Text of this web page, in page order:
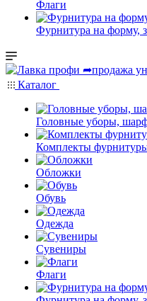
Флаги
Фурнитура на форму,
Каталог
Головные уборы,
Комплекты
Обложки
Обувь
Одежда
Сувениры
Флаги